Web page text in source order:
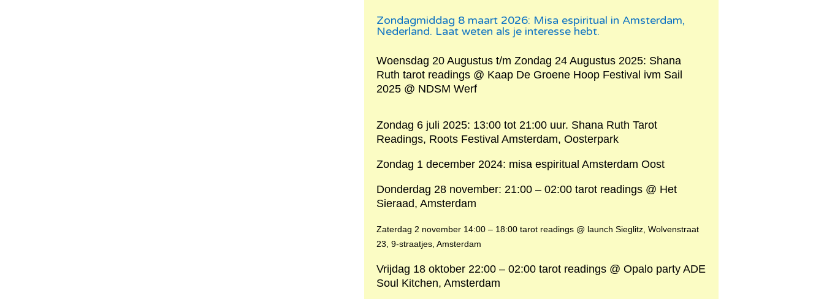
Zondagmiddag 8 maart 2026: Misa espiritual in Amsterdam,
Nederland. Laat weten als je interesse hebt.
Woensdag 20 Augustus t/m Zondag 24 Augustus 2025: Shana
Ruth tarot readings @ Kaap De Groene Hoop Festival ivm Sail
2025 @ NDSM Werf
Zondag 6 juli 2025: 13:00 tot 21:00 uur. Shana Ruth Tarot
Readings, Roots Festival Amsterdam, Oosterpark
Zondag 1 december 2024: misa espiritual Amsterdam Oost
Donderdag 28 november: 21:00 – 02:00 tarot readings @ Het
Sieraad, Amsterdam
Zaterdag 2 november 14:00 – 18:00 tarot readings @ launch Sieglitz, Wolvenstraat
23, 9-straatjes, Amsterdam
Vrijdag 18 oktober 22:00 – 02:00 tarot readings @ Opalo party ADE
Soul Kitchen, Amsterdam